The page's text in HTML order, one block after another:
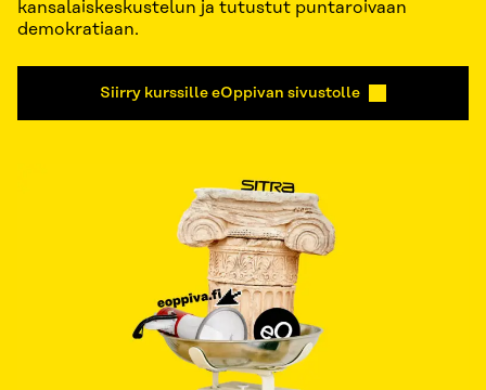
kansalaiskeskustelun ja tutustut puntaroivaan
demokratiaan.
Siirry kurssille eOppivan sivustolle